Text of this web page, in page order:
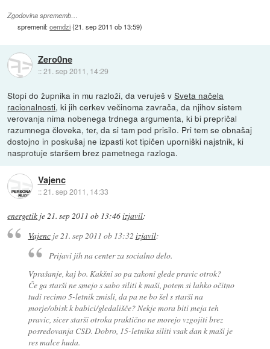
Zgodovina sprememb…
spremenil:oemdzi(21. sep 2011 ob 13:59)
Zero0ne
::21. sep 2011, 14:29
Stopi do župnika in mu razloži, da veruješ vSveta načela
racionalnosti, ki jih cerkev večinoma zavrača, da njihov sistem
verovanja nima nobenega trdnega argumenta, ki bi prepričal
razumnega človeka, ter, da si tam pod prisilo. Pri tem se obnašaj
dostojno in poskušaj ne izpasti kot tipičen uporniški najstnik, ki
nasprotuje staršem brez pametnega razloga.
Vajenc
::21. sep 2011, 14:33
energetik je21. sep 2011 ob 13:46izjavil:
Vajencje21. sep 2011 ob 13:32 izjavil:
Prijavi jih na center za socialno delo.
Vprašanje, kaj bo. Kakšni so pa zakoni glede pravic otrok?
Če ga starši ne smejo s sabo siliti k maši, potem si lahko očitno
tudi recimo 5-letnik zmisli, da pa ne bo šel s starši na
morje/obisk k babici/gledališče? Nekje mora biti meja teh
pravic, sicer starši otroka praktično ne morejo vzgojiti brez
posredovanja CSD. Dobro, 15-letnika siliti vsak dan k maši je
res malce huda.